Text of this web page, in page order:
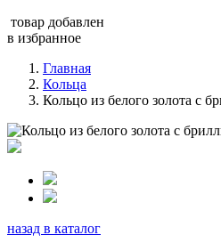
товар добавлен
в избранное
Главная
Кольца
Кольцо из белого золота с
назад в каталог